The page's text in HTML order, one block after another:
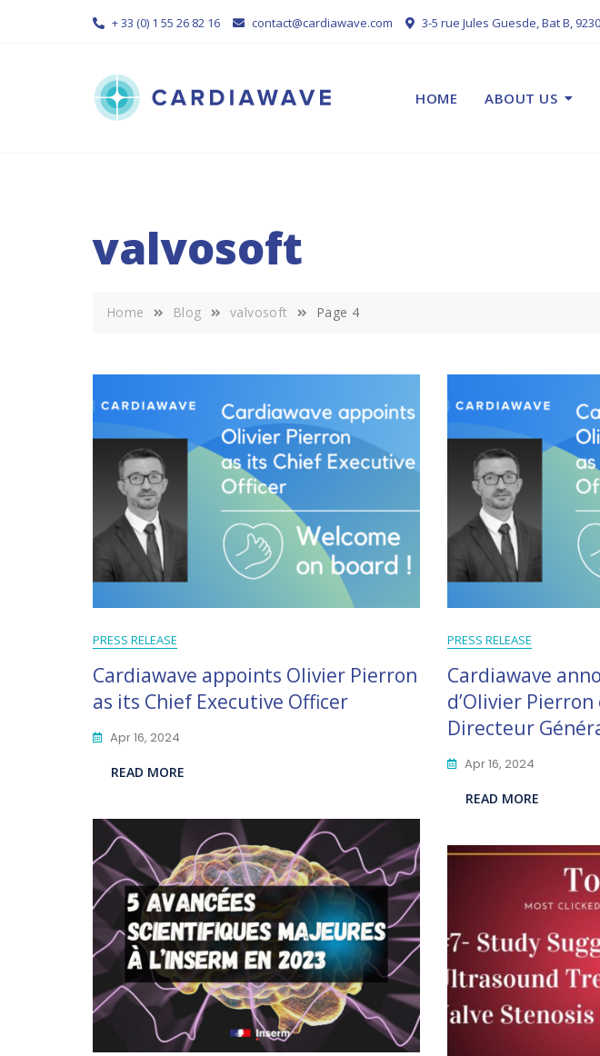
+ 33 (0) 1 55 26 82 16 contact@cardiawave.com 3-5 rue Jules Guesde, Bat B,
HOME ABOUT US
valvosoft
Home Blog valvosoft Page 4
PRESS RELEASE
Cardiawave appoints Olivier Pierron
as its Chief Executive Officer
Apr 16, 2024
READ MORE
PRESS RELEASE
Cardiawave
d’Olivier
Directeur
Apr 16, 2024
READ MORE